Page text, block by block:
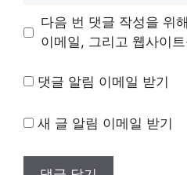
트
다음 번 댓글 작성을 위
이메일, 그리고 웹사이
댓글 알림 이메일 받기
새 글 알림 이메일 받기